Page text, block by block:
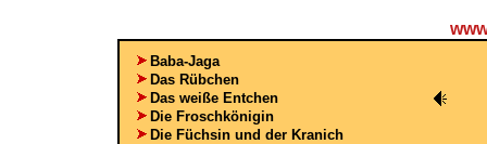
Baba-Jaga
Das Rübchen
Das weiße Entchen
Die Froschkönigin
Die Füchsin und der Kranich